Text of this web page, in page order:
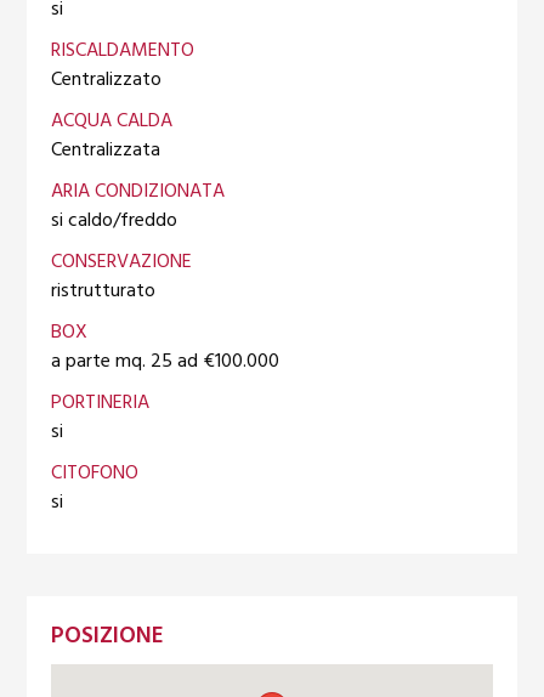
si
RISCALDAMENTO
Centralizzato
ACQUA CALDA
Centralizzata
ARIA CONDIZIONATA
si caldo/freddo
CONSERVAZIONE
ristrutturato
BOX
a parte mq. 25 ad €100.000
PORTINERIA
si
CITOFONO
si
POSIZIONE